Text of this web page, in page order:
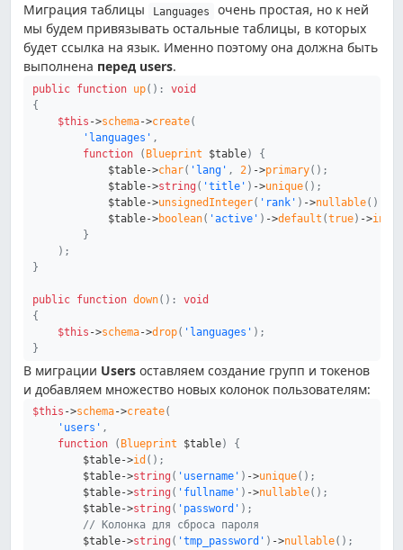
Миграция таблицы
Languages
очень простая, но к ней
мы будем привязывать остальные таблицы, в которых
будет ссылка на язык. Именно поэтому она должна быть
выполнена перед users.
public function up( ) :
void
{
$this ->schema->create(
'languages' ,
function
( Blueprint $table)
{
$table->char( 'lang' , 2 ) ->primary( ) ;
$table->string ( 'title' ) ->unique( ) ;
$table->unsignedInteger( 'rank' ) ->nullable( )
$table->boolean( 'active' ) ->default (true) ->index
}
) ;
}
public function down( ) :
void
{
$this ->schema->drop( 'languages' ) ;
}
В миграции Usersоставляем создание групп и токенов
и добавляем множество новых колонок пользователям:
$this ->schema->create(
'users' ,
function
( Blueprint $table)
{
$table->id ( ) ;
$table->string ( 'username' ) ->unique( ) ;
$table->string ( 'fullname' ) ->nullable( ) ;
$table->string ( 'password' ) ;
// Колонка для сброса пароля
$table->string ( 'tmp_password' ) ->nullable( ) ;